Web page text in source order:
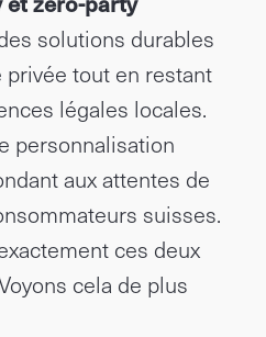
solutions durables
tout en restant
légales locales.
personnalisation
aux attentes de
suisses.
ces deux
cela de plus